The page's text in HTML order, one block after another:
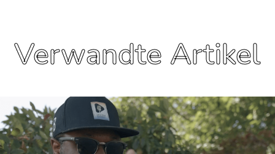
Verwandte Artikel